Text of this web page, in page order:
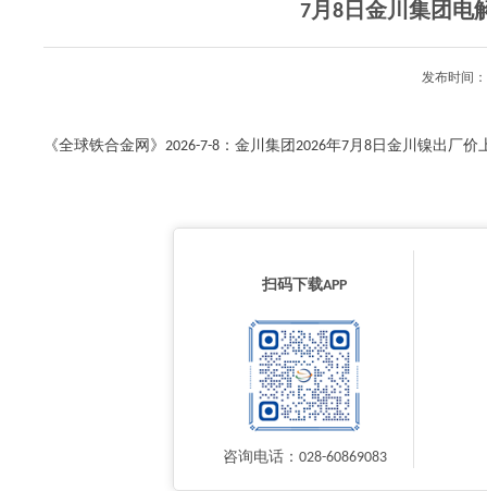
7月8日金川集团电
发布时间
《全球铁合金网》2026-7-8：金川集团2026年7月8日金川镍出厂
扫码下载APP
咨询电话：028-60869083